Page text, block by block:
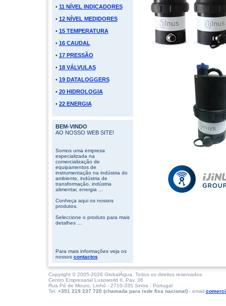
• 11 NÍVEL INDICADORES
• 12 NÍVEL MEDIDORES
• 15 TEMPERATURA
• 16 CAUDAL
• 17 PRESSÃO
• 18 VÁLVULAS
• 19 DATALOGGERS
• 20 HIDROLOGIA
• 22 ENERGIA
BEM-VINDO
AO NOSSO WEB SITE!
Somos uma empresa
especializada na
comercialização de
equipamentos de
instrumentação na indústria do
ambiente, indústria de
transformação, indústria
alimentar, energia ...
Conheça aqui os nossos
produtos.
Seleccione o produto para mais
detalhes ...
Para mais informações veja os
nossos contactos
Copyright © 2005-2026 GlobalÁgua. Todos os direitos reservados.
Centro Empresarial Lusoworld II, Pav. 36
Rua Pé de Mouro, Linhó - 2710-335 Sintra - Portugal
Tel. +351 219 237 720 (chamada para rede fixa nacional)- email